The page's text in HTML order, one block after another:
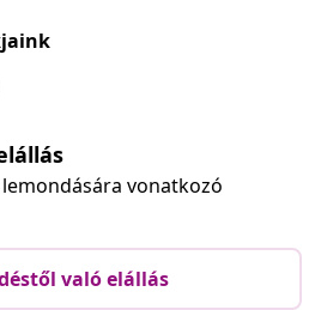
vonatkozó
való elállás